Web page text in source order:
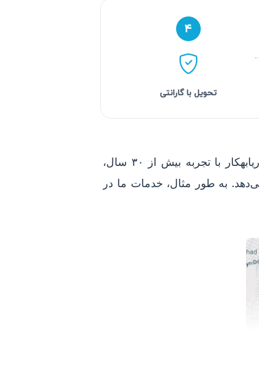
۴
تحویل با گارانتی
یخچال هایسنس ممکن است دچار مشکلاتی مانند برفک‌زدگی، خنک نکردن یکنواخت یا ایجاد صداهای غیرطبیعی شود. تیم آریابهکار با تجربه بیش از ۳۰ سال،
به طور مثال، خدمات ما در